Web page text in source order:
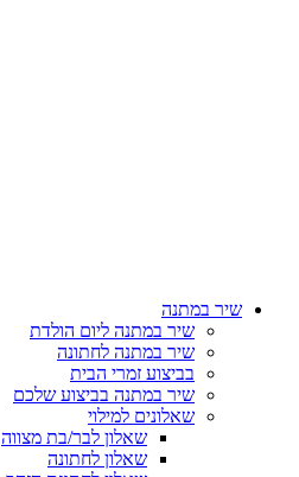
שיר במתנה
שיר במתנה ליום הולדת
שיר במתנה לחתונה
בביצוע זמרי הבית
שיר במתנה בביצוע שלכם
שאלונים למילוי
שאלון לבר/בת מצווה
שאלון לחתונה